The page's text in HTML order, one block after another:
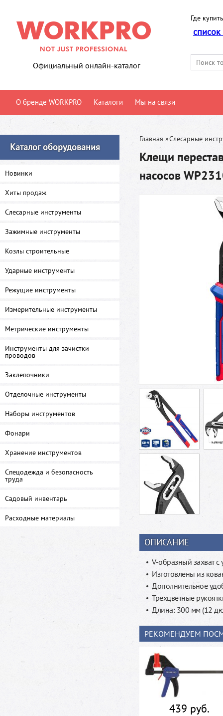
Официальный онлайн-каталог
Где
О бренде WORKPRO Каталоги Мы на связи
Каталог оборудования
Новинки
Хиты продаж
Слесарные инструменты
Зажимные инструменты
Козлы строительные
Ударные инструменты
Режущие инструменты
Измерительные инструменты
Метрические инструменты
Инструменты для зачистки
проводов
Заклепочники
Отделочные инструменты
Наборы инструментов
Фонари
Хранение инструментов
Спецодежда и безопасность
труда
Садовый инвентарь
Расходные материалы
Главная »Слесарные
Клещи
насосов
ОПИСАНИЕ
V-образный захват
Изготовлены из
Дополнительное
Трехцветные
Длина: 300 мм (12
РЕКОМЕНДУЕМ
439 руб.